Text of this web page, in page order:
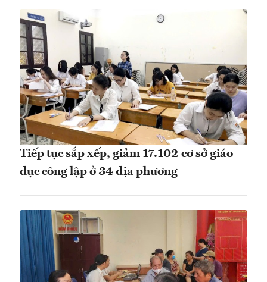
Tiếp tục sắp xếp, giảm 17.102 cơ sở giáo
dục công lập ở 34 địa phương